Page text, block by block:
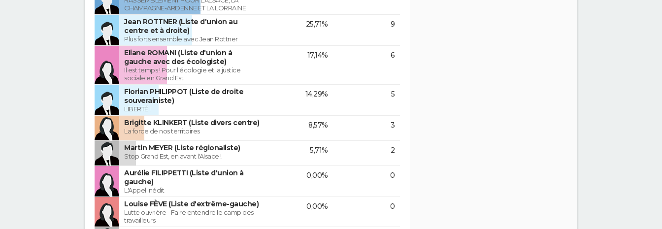
CHAMPAGNE-ARDENNE ET LA LORRAINE
Jean ROTTNER (Liste d'union au
centre et à droite)
Plus forts ensemble avec Jean Rottner
25,71% 9
Eliane ROMANI (Liste d'union à
gauche avec des écologiste)
Il est temps ! Pour l'écologie et la justice
sociale en Grand Est
17,14% 6
Florian PHILIPPOT (Liste de droite
souverainiste)
LIBERTÉ !
14,29% 5
Brigitte KLINKERT (Liste divers centre)
La force de nos territoires
8,57% 3
Martin MEYER (Liste régionaliste)
Stop Grand Est, en avant l'Alsace !
5,71% 2
Aurélie FILIPPETTI (Liste d'union à
gauche)
L'Appel Inédit
0,00% 0
Louise FÈVE (Liste d'extrême-gauche)
Lutte ouvrière - Faire entendre le camp des
travailleurs
0,00% 0